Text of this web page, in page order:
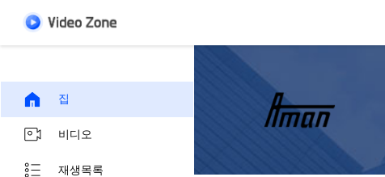
집
비디오
재생목록